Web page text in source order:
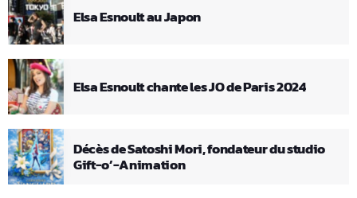
Elsa Esnoult au Japon
Elsa Esnoult chante les JO de Paris 2024
Décès de Satoshi Mori, fondateur du studio
Gift-o’-Animation